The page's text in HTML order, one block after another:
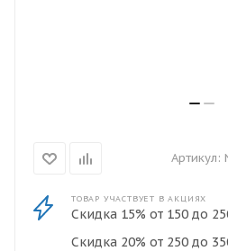
Артикул:
ТОВАР УЧАСТВУЕТ В АКЦИЯХ
Скидка 15% от 150 до
Скидка 20% от 250 до